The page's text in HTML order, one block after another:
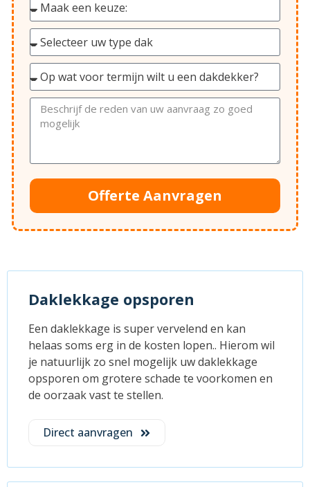
Offerte Aanvragen
Daklekkage opsporen
Een daklekkage is super vervelend en kan
helaas soms erg in de kosten lopen.. Hierom wil
je natuurlijk zo snel mogelijk uw daklekkage
opsporen om grotere schade te voorkomen en
de oorzaak vast te stellen.
Direct aanvragen